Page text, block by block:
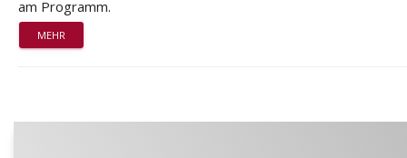
am Programm.
MEHR